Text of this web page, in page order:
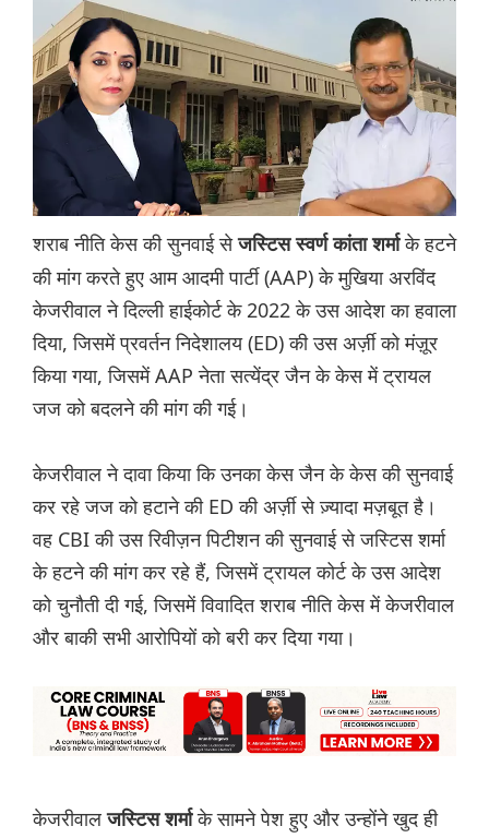
शराब नीति केस की सुनवाई सेजस्टिस स्वर्ण कांता शर्माके हटने
की मांग करते हुए आम आदमी पार्टी (AAP) के मुखिया अरविंद
केजरीवाल ने दिल्ली हाईकोर्ट के 2022 के उस आदेश का हवाला
दिया, जिसमें प्रवर्तन निदेशालय (ED) की उस अर्ज़ी को मंज़ूर
किया गया, जिसमें AAP नेता सत्येंद्र जैन के केस में ट्रायल
जज को बदलने की मांग की गई।
केजरीवाल ने दावा किया कि उनका केस जैन के केस की सुनवाई
कर रहे जज को हटाने की ED की अर्ज़ी से ज़्यादा मज़बूत है।
वह CBI की उस रिवीज़न पिटीशन की सुनवाई से जस्टिस शर्मा
के हटने की मांग कर रहे हैं, जिसमें ट्रायल कोर्ट के उस आदेश
को चुनौती दी गई, जिसमें विवादित शराब नीति केस में केजरीवाल
और बाकी सभी आरोपियों को बरी कर दिया गया।
केजरीवालजस्टिस शर्माके सामने पेश हुए और उन्होंने खुद ही